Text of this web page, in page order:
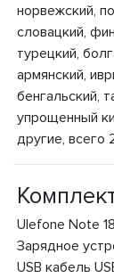
норвежский,
словацкий,
турецкий,
армянский,
бенгальский,
упрощенный
другие, всего
Ulefone Note
Зарядное
USB кабель